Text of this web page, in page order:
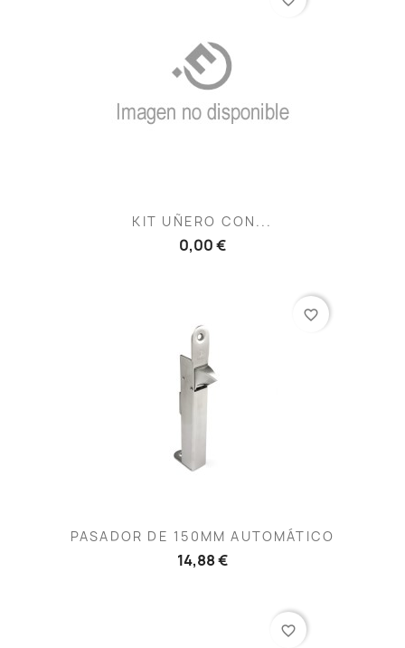
KIT UÑERO CON...
0,00 €
PASADOR DE 150MM AUTOMÁTICO
14,88 €
favorite_border
favorite_border